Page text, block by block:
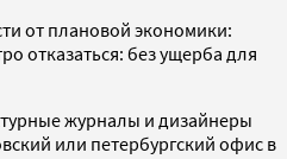
от плановой экономики:
отказаться: без ущерба для
журналы и дизайнеры
или петербургский офис в